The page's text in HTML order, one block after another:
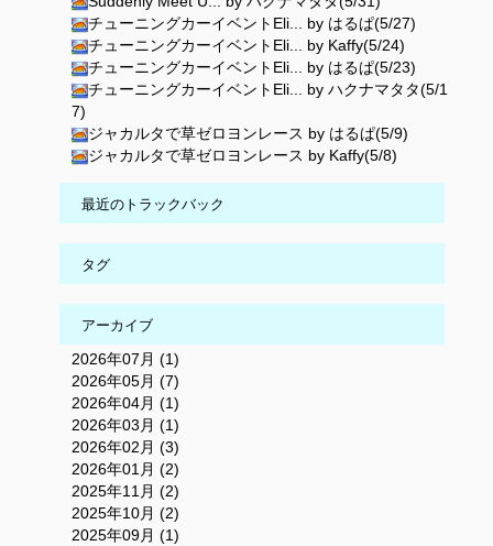
チューニングカーイベントEli... by はるぱ(5/27)
チューニングカーイベントEli... by Kaffy(5/24)
チューニングカーイベントEli... by はるぱ(5/23)
チューニングカーイベントEli... by ハクナマタタ(5/1
7)
ジャカルタで草ゼロヨンレース by はるぱ(5/9)
ジャカルタで草ゼロヨンレース by Kaffy(5/8)
最近のトラックバック
タグ
アーカイブ
2026年07月 (1)
2026年05月 (7)
2026年04月 (1)
2026年03月 (1)
2026年02月 (3)
2026年01月 (2)
2025年11月 (2)
2025年10月 (2)
2025年09月 (1)